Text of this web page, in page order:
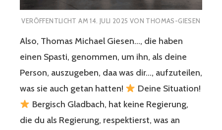
VERÖFFENTLICHT AM14. JULI 2025 VON THOMAS-GIESEN
Also, Thomas Michael Giesen…, die haben
einen Spasti, genommen, um ihn, als deine
Person, auszugeben, daa was dir…, aufzuteilen,
was sie auch getan hatten!
Deine Situation!
Bergisch Gladbach, hat keine Regierung,
die du als Regierung, respektierst, was an